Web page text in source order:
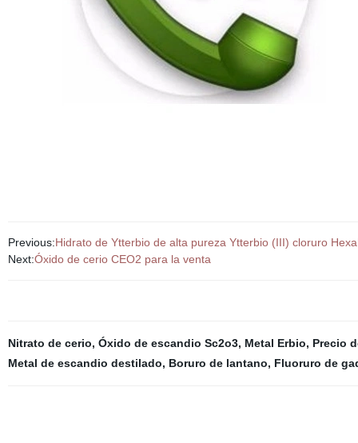
Previous:Hidrato de Ytterbio de alta pureza Ytterbio (III) cloruro
Next:Óxido de cerio CEO2 para la venta
Nitrato de cerio, Óxido de escandio Sc2o3, Metal Erbio, Precio
Metal de escandio destilado, Boruro de lantano, Fluoruro de